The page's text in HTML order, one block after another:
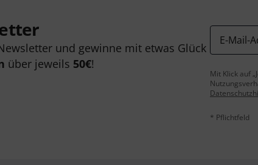
und gewinne mit etwas Glück
über jeweils 50€!
E-Mail-
Mit Klick auf
* Pflichtfeld